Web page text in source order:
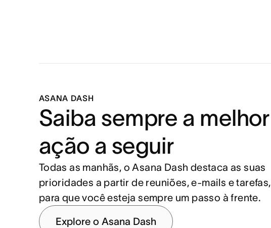
ASANA DASH
Saiba sempre a melhor
ação a seguir
Todas as manhãs, o Asana Dash destaca as suas
prioridades a partir de reuniões, e-mails e tarefas,
para que você esteja sempre um passo à frente.
Explore o Asana Dash